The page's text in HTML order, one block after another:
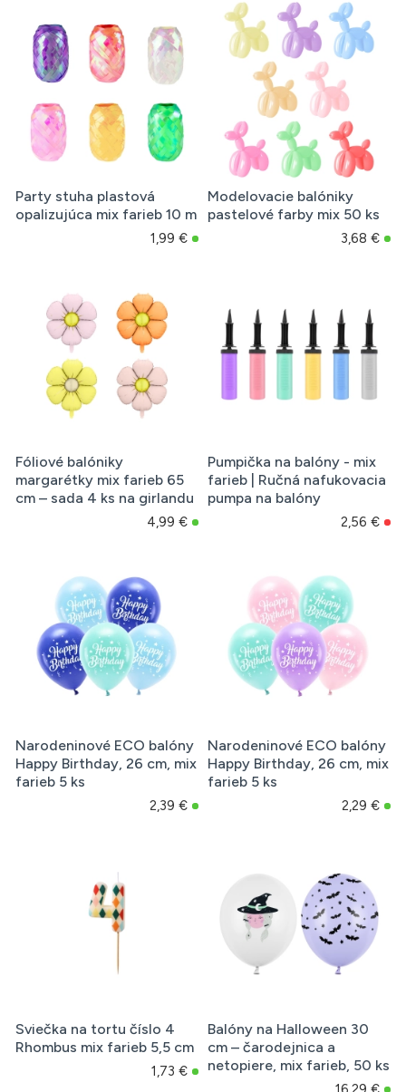
Party stuha plastová
opalizujúca mix farieb 10 m
1,99 €
Modelovacie balóniky
pastelové farby mix 50 ks
3,68 €
Fóliové balóniky
margarétky mix farieb 65
cm – sada 4 ks na girlandu
4,99 €
Pumpička na balóny - mix
farieb | Ručná nafukovacia
pumpa na balóny
2,56 €
Narodeninové ECO balóny
Happy Birthday, 26 cm, mix
farieb 5 ks
2,39 €
Narodeninové ECO balóny
Happy Birthday, 26 cm, mix
farieb 5 ks
2,29 €
Sviečka na tortu číslo 4
Rhombus mix farieb 5,5 cm
1,73 €
Balóny na Halloween 30
cm – čarodejnica a
netopiere, mix farieb, 50 ks